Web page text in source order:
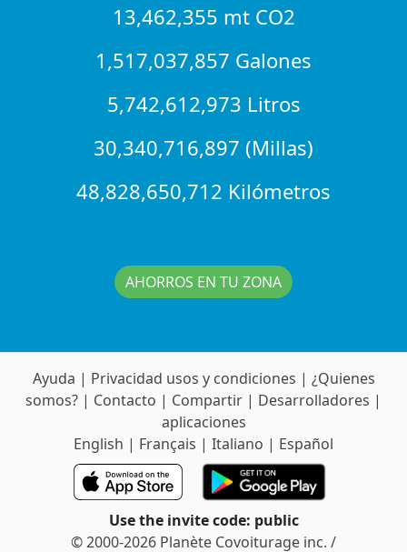
13,462,355 mt CO2
1,517,037,857 Galones
5,742,612,973 Litros
30,340,716,897 (Millas)
48,828,650,712 Kilómetros
AHORROS EN TU ZONA
Ayuda | Privacidad usos y condiciones | ¿Quienes
somos? | Contacto | Compartir | Desarrolladores |
aplicaciones
English | Français | Italiano | Español
Use the invite code: public
© 2000-2026 Planète Covoiturage inc. /